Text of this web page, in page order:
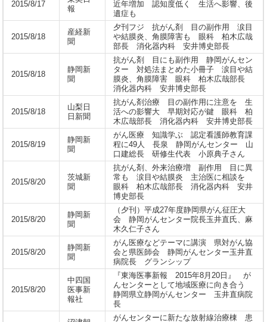
2015/8/17
報
近年増加 認知度低く 生活へ影響、後
遺症も
2015/8/18
産経新
聞
夕刊フジ 抗がん剤 目の副作用 涙目
や結膜炎、角膜障害も 眼科 柏木広哉
部長 消化器内科 安井博史部長
2015/8/18
静岡新
聞
抗がん剤 目にも副作用 静岡がんセン
ター 対処法まとめた小冊子 涙目や結
膜炎、角膜障害 眼科 柏木広哉部長
消化器内科 安井博史部長
2015/8/18
山梨日
日新聞
抗がん剤治療 目の副作用に注意を 生
活への影響大 早期対応が鍵 眼科 柏
木広哉部長 消化器内科 安井博史部長
2015/8/19
静岡新
聞
がん医療 知識学ぶ 認定看護師教育課
程に49人 長泉 静岡がんセンター 山
口建総長 研修生代表 小原典子さん
2015/8/20
茨城新
聞
抗がん剤、外来治療増 副作用 目に異
常も 涙目や結膜炎 主治医に相談を
眼科 柏木広哉部長 消化器内科 安井
博史部長
2015/8/20
静岡新
聞
（夕刊）平成27年度静岡県がん征圧大
会 静岡がんセンター院長玉井直氏、麻
木久仁子さん
2015/8/20
静岡新
聞
がん医療などテーマに講演 県対がん協
会と県医師会 静岡がんセンター玉井直
病院長 グランシップ
2015/8/20
中四国
医事新
報社
『東海医事新報 2015年8月20日』 が
んセンターとして地域医療に向き合う
静岡県立静岡がんセンター 玉井直病院
長
がんセンターに新たな放射線治療棟 患